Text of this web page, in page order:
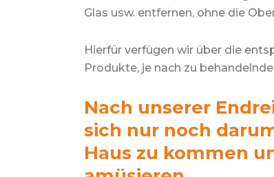
Glas usw. entfernen, ohne die
Hierfür verfügen wir über die
Produkte, je nach zu
Nach unserer
sich nur noch
Haus zu kommen